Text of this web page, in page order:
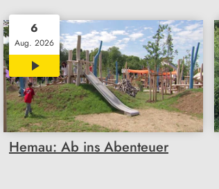
6
Aug. 2026
02:33
Hemau: Ab ins Abenteuer